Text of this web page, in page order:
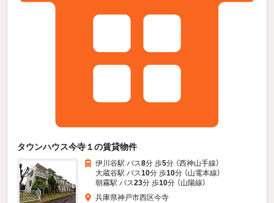
タウンハウス今寺１の賃貸物件
伊川谷駅 バス8分 歩5分 （西神山手線）
大蔵谷駅 バス10分 歩10分 （山電本線）
朝霧駅 バス23分 歩10分 （山陽線）
兵庫県神戸市西区今寺